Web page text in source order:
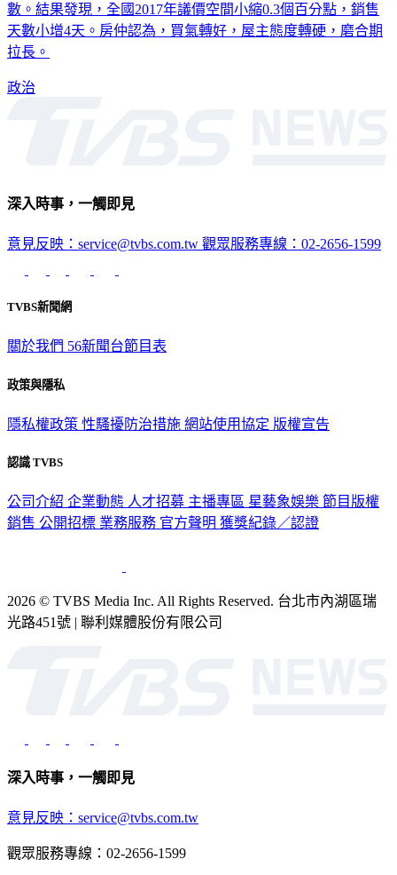
數。結果發現，全國2017年議價空間小縮0.3個百分點，銷售
天數小增4天。房仲認為，買氣轉好，屋主態度轉硬，磨合期
拉長。
政治
深入時事，一觸即見
意見反映：service@tvbs.com.tw 觀眾服務專線：02-2656-1599
TVBS新聞網
關於我們 56新聞台節目表
政策與隱私
隱私權政策 性騷擾防治措施 網站使用協定 版權宣告
認識 TVBS
公司介紹 企業動態 人才招募 主播專區 星藝象娛樂 節目版權
銷售 公開招標 業務服務 官方聲明 獲獎紀錄／認證
2026 © TVBS Media Inc. All Rights Reserved. 台北市內湖區瑞
光路451號 | 聯利媒體股份有限公司
深入時事，一觸即見
意見反映：service@tvbs.com.tw
觀眾服務專線：02-2656-1599